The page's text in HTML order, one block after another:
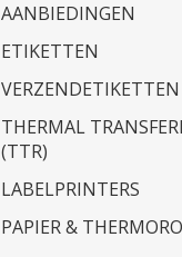
AANBIEDINGEN
ETIKETTEN
VERZENDETIKETTEN
THERMAL
(TTR)
LABELPRINTERS
PAPIER &